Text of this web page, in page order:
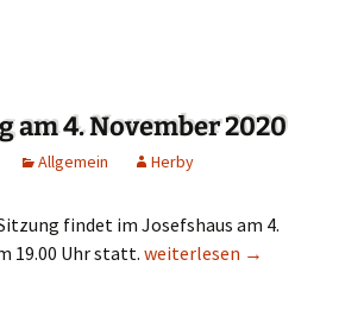
am 4. November 2020
Allgemein Herby
findet im Josefshaus am 4.
19.00 Uhr statt. PGR-Sitzung am 4.
weiterlesen →